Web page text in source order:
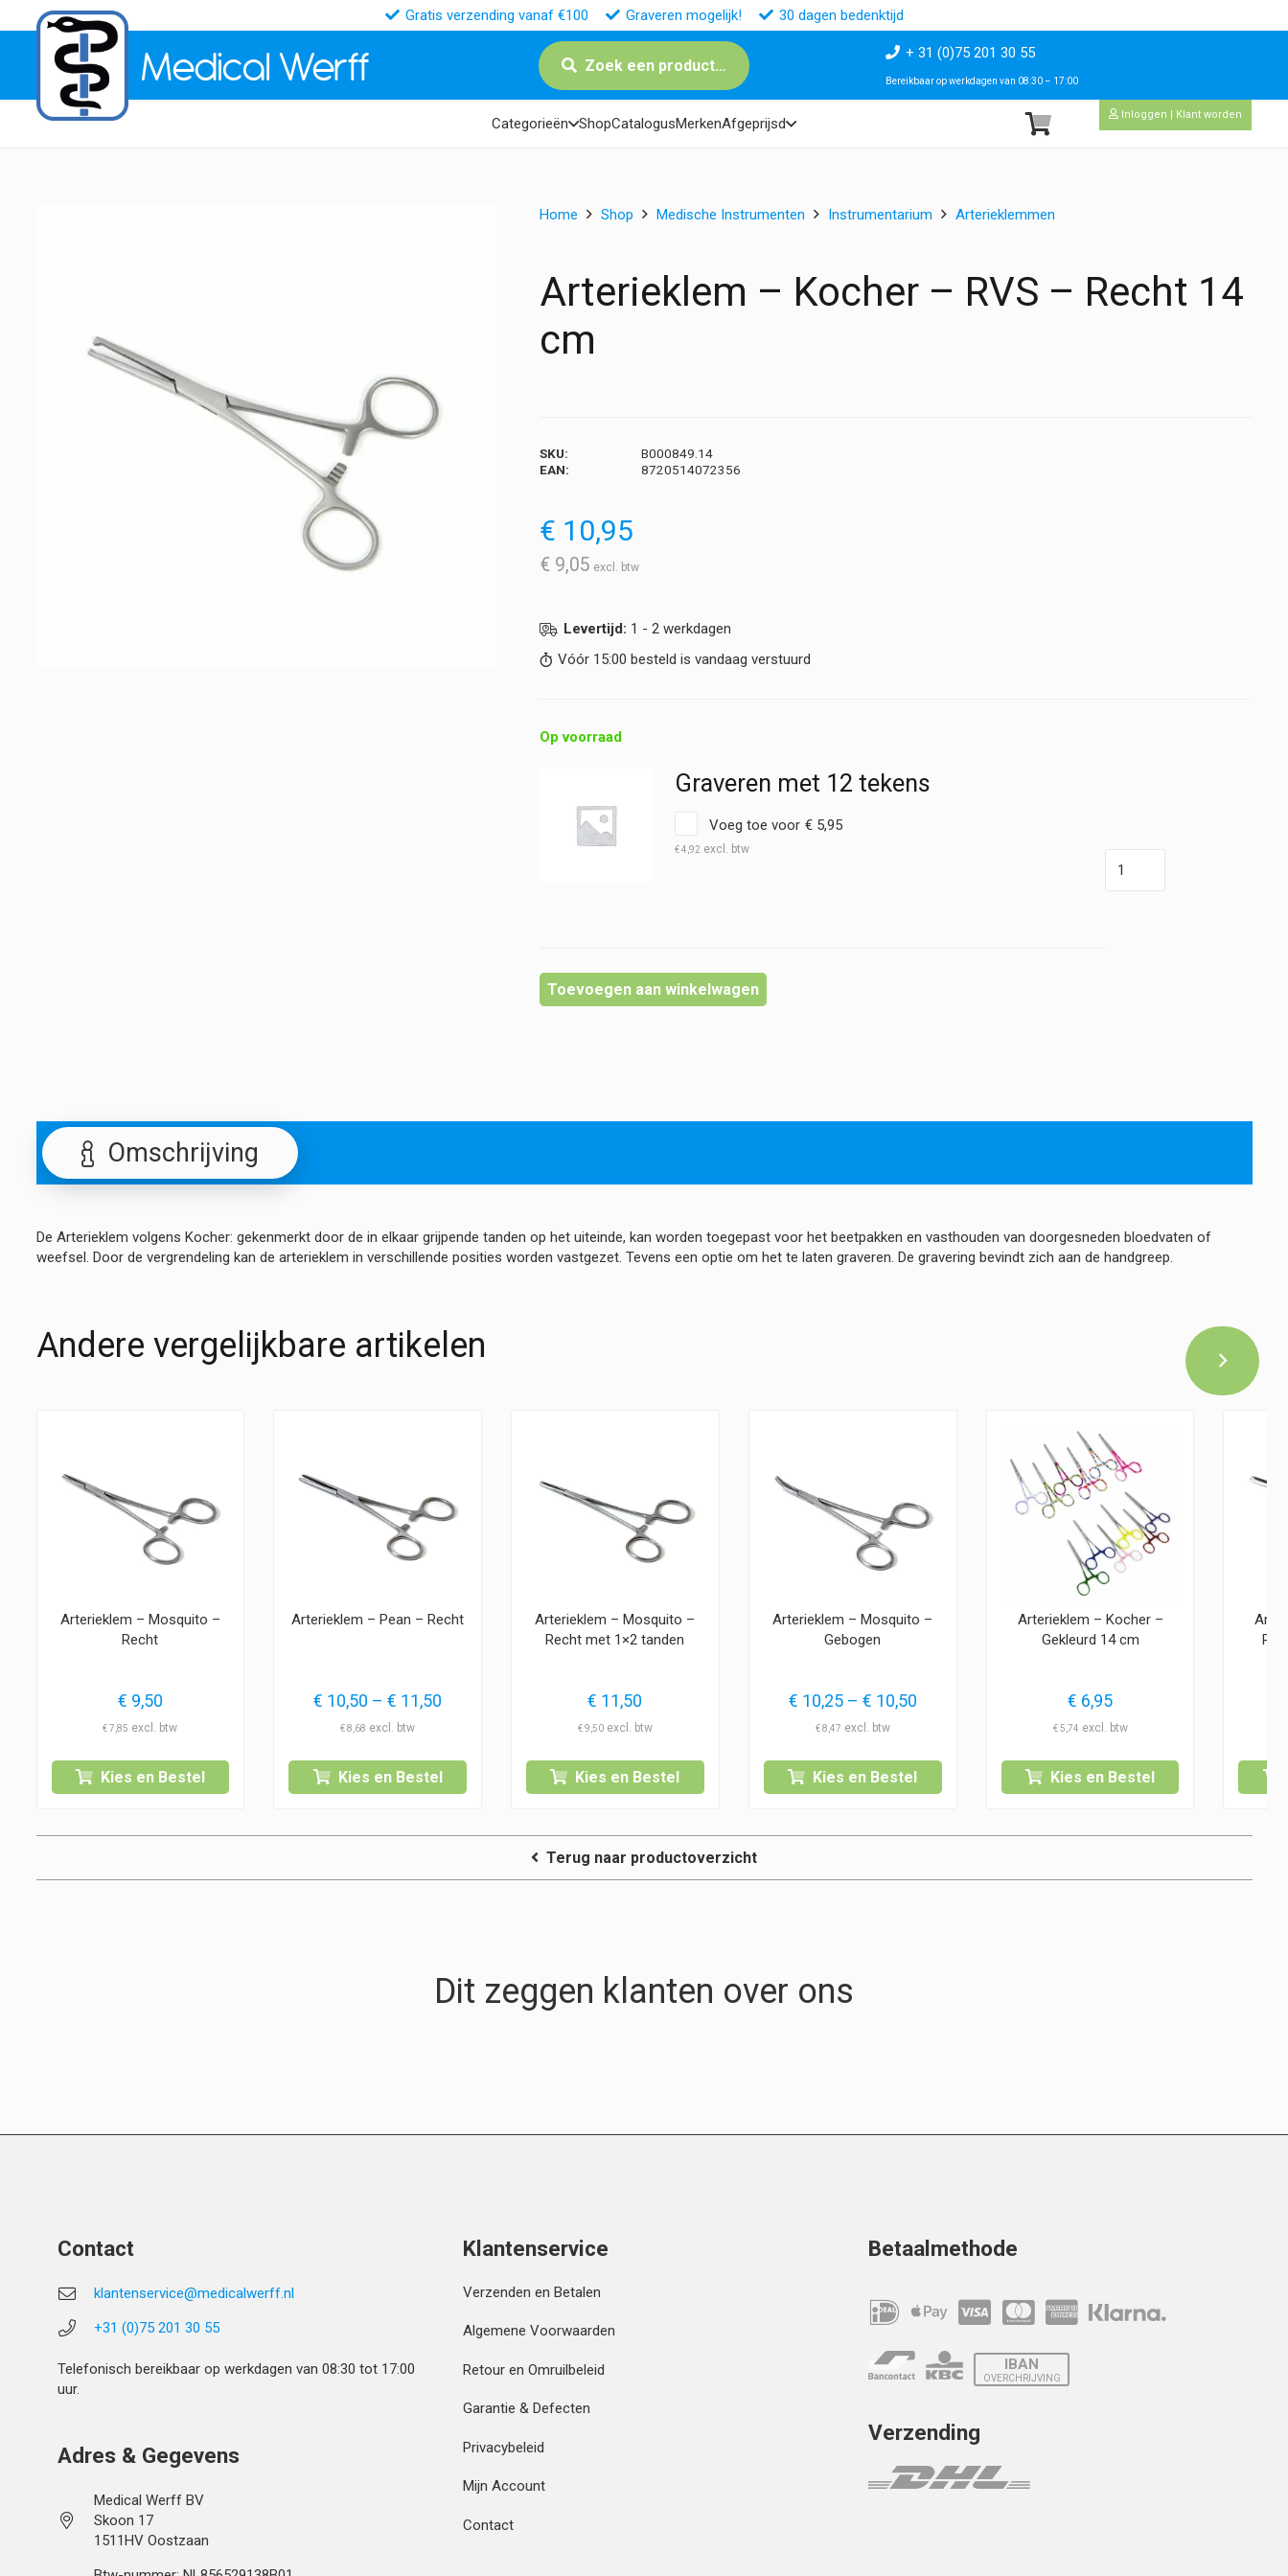
Gratis verzending vanaf €100 Graveren mogelijk! 30 dagen bedenktijd
MedicalWerff Zoek een product…
+ 31 (0)75 201 30 55
Bereikbaar op werkdagen van 08:30 – 17:00
Categorieën ShopCatalogusMerkenAfgeprijsd
Inloggen | Klant worden
Home Shop Medische Instrumenten Instrumentarium Arterieklemmen
Arterieklem – Kocher – RVS – Recht 14
cm
SKU:
B000849.14
EAN:
8720514072356
€ 10,95
€ 9,05
Levertijd: 1 - 2 werkdagen
Vóór 15:00 besteld is vandaag verstuurd
Op voorraad
Graveren met 12 tekens
Voeg toe voor € 5,95
€4,92
Toevoegen aan winkelwagen
Omschrijving
De Arterieklem volgens Kocher: gekenmerkt door de in elkaar grijpende tanden op het uiteinde, kan worden toegepast voor het beetpakken en vasthouden van doorgesneden bloedvaten of
weefsel. Door de vergrendeling kan de arterieklem in verschillende posities worden vastgezet. Tevens een optie om het te laten graveren. De gravering bevindt zich aan de handgreep.
Andere vergelijkbare artikelen
Arterieklem – Mosquito –
Recht
€ 9,50
€7,85
Kies en Bestel
Arterieklem – Pean – Recht
€ 10,50 – € 11,50
€ 11,50
€8,68
Kies en Bestel
Arterieklem – Mosquito –
Recht met 1×2 tanden
€ 11,50
€9,50
Kies en Bestel
Arterieklem – Mosquito –
Gebogen
€ 10,25 – € 10,50Prijsklasse:
€ 10,50
€8,47
Kies en Bestel
Arterieklem – Kocher –
Gekleurd 14 cm
€ 6,95
€5,74
Kies en Bestel
Terug naar productoverzicht
Dit zeggen klanten over ons
Contact
klantenservice@medicalwerff.nl
+31 (0)75 201 30 55
Telefonisch bereikbaar op werkdagen van 08:30 tot 17:00
uur.
Adres & Gegevens
Medical Werff BV
Skoon 17
1511HV Oostzaan
Klantenservice
Verzenden en Betalen
Algemene Voorwaarden
Retour en Omruilbeleid
Garantie & Defecten
Privacybeleid
Mijn Account
Contact
Betaalmethode
IBAN
OVERCHRIJVING
Verzending